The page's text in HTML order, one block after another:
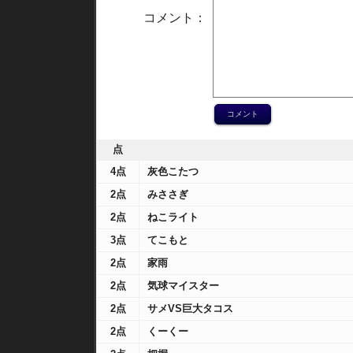
コメント：
点
4点
灰色こたつ
2点
みささぎ
2点
ねこライト
3点
てこもと
2点
家雨
2点
気球マイスター
2点
サメVS巨大タコス
2点
くーくー